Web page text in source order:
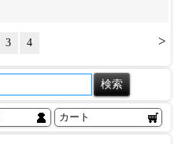
>
3 4
カート